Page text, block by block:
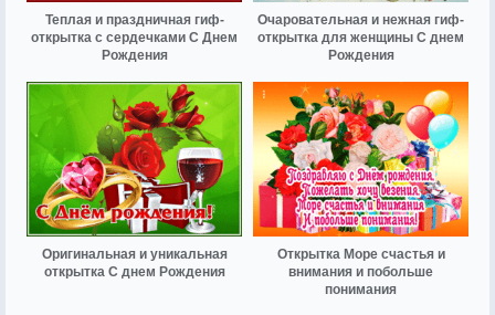
Теплая и праздничная гиф-
открытка с сердечками С Днем
Рождения
Очаровательная и нежная гиф-
открытка для женщины С днем
Рождения
Оригинальная и уникальная
открытка С днем Рождения
Открытка Море счастья и
внимания и побольше
понимания